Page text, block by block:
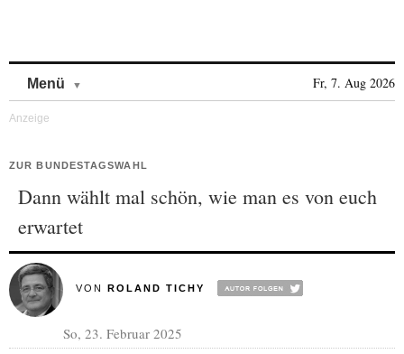
Menü Fr, 7. Aug 2026
ZUR BUNDESTAGSWAHL
Dann wählt mal schön, wie man es von euch
erwartet
VON ROLAND TICHY
So, 23. Februar 2025